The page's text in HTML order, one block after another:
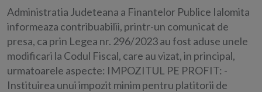
Administratia Judeteana a Finantelor Publice Ialomita
informeaza contribuabilii, printr-un comunicat de
presa, ca prin Legea nr. 296/2023 au fost aduse unele
modificari la Codul Fiscal, care au vizat, in principal,
urmatoarele aspecte: IMPOZITUL PE PROFIT: -
Instituirea unui impozit minim pentru platitorii de